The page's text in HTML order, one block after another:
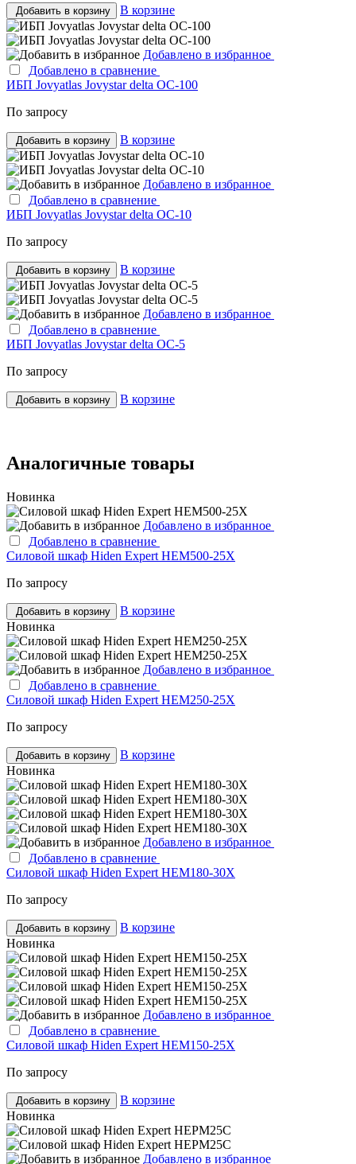
Добавить в корзину В корзине
Добавлено в избранное
Добавлено в сравнение
ИБП Jovyatlas Jovystar delta OC-100
По запросу
Добавить в корзину В корзине
Добавлено в избранное
Добавлено в сравнение
ИБП Jovyatlas Jovystar delta ОС-10
По запросу
Добавить в корзину В корзине
Добавлено в избранное
Добавлено в сравнение
ИБП Jovyatlas Jovystar delta OC-5
По запросу
Добавить в корзину В корзине
Аналогичные товары
Новинка
Добавлено в избранное
Добавлено в сравнение
Силовой шкаф Hiden Expert HEM500-25X
По запросу
Добавить в корзину
В корзине
Новинка
Добавлено в избранное
Добавлено в сравнение
Силовой шкаф Hiden Expert HEM250-25X
По запросу
Добавить в корзину
В корзине
Новинка
Добавлено в избранное
Добавлено в сравнение
Силовой шкаф Hiden Expert HEM180-30X
По запросу
Добавить в корзину
В корзине
Новинка
Добавлено в избранное
Добавлено в сравнение
Силовой шкаф Hiden Expert HEM150-25X
По запросу
Добавить в корзину
В корзине
Новинка
Добавлено в избранное